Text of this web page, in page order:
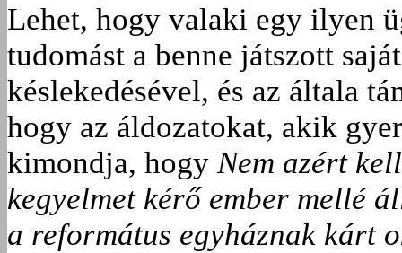
Lehet, hogy valaki egy ilyen
tudomást a benne játszott
késlekedésével, és az általa
hogy az áldozatokat, akik
kimondja, hogyNem azért
kegyelmet kérő ember mellé
a református egyháznak kárt